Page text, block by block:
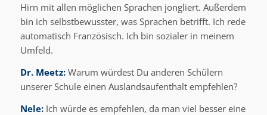
Hirn mit allen möglichen Sprachen jongliert. Außerdem
bin ich selbstbewusster, was Sprachen betrifft. Ich rede
automatisch Französisch. Ich bin sozialer in meinem
Umfeld.
Dr. Meetz:Warum würdest Du anderen Schülern
unserer Schule einen Auslandsaufenthalt empfehlen?
Nele:Ich würde es empfehlen, da man viel besser eine